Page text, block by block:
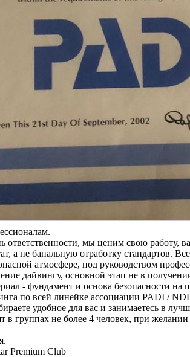
ответственности, мы ценим свою
а не банальную отработку стандартов.
атмосфере, под руководством
дайвингу, основной этап не в
- фундамент и основа безопасности
по всей линейке ассоциации PADI /
удобное для вас и занимаетесь в
в группах не более 4 человек, при
Premium Club